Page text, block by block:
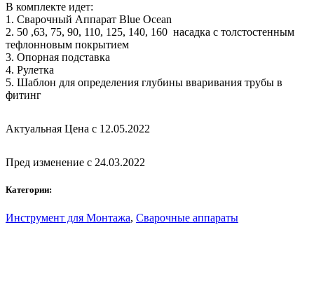
В комплекте идет:
1. Сварочный Аппарат Blue Ocean
2. 50 ,63, 75, 90, 110, 125, 140, 160 насадка с толстостенным
тефлонновым покрытием
3. Опорная подставка
4. Рулетка
5. Шаблон для определения глубины вваривания трубы в
фитинг
Актуальная Цена с 12.05.2022
Пред изменение с 24.03.2022
Категории:
Инструмент для Монтажа, Сварочные аппараты